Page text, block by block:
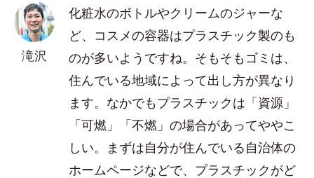
滝沢
化粧水のボトルやクリームのジャーな
ど、コスメの容器はプラスチック製のも
のが多いようですね。そもそもゴミは、
住んでいる地域によって出し方が異なり
ます。なかでもプラスチックは「資源」
「可燃」「不燃」の場合があってややこ
しい。まずは自分が住んでいる自治体の
ホームページなどで、プラスチックがど